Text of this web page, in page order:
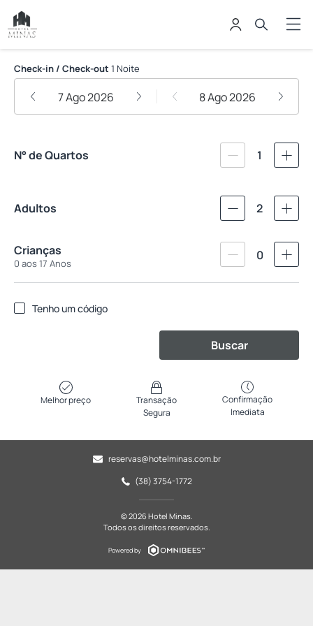
Hotel Minas
Check-in / Check-out 1 Noite
7 Ago 2026 8 Ago 2026
N° de Quartos 1
Adultos 2
Crianças
0 aos 17 Anos
0
Tenho um código
Buscar
Melhor preço
Transação
Segura
Confirmação
Imediata
reservas@hotelminas.com.br
(38) 3754-1772
© 2026 Hotel Minas.
Todos os direitos reservados.
Powered by